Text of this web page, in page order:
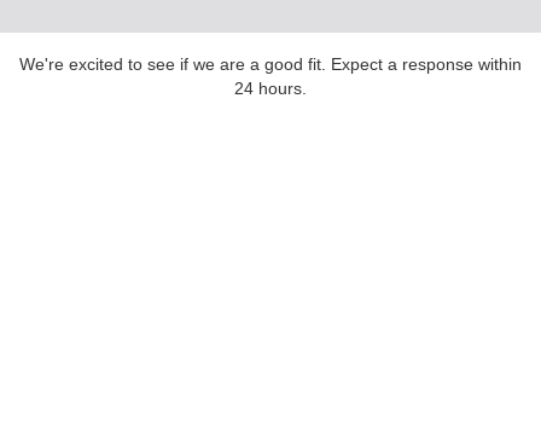
We're excited to see if we are a good fit. Expect a response within
24 hours.